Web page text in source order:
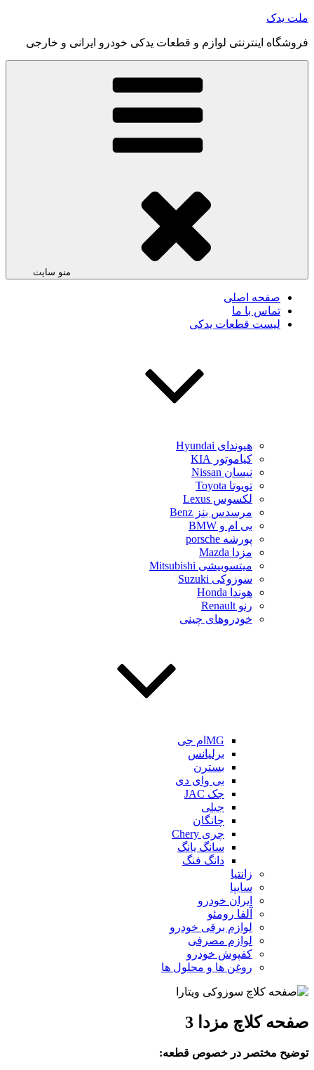
رفتن
محتوا
ملت یدک
فروشگاه اینترنتی لوازم و قطعات یدکی خودرو ایرانی و خارجی
منو سایت
صفحه اصلی
تماس با ما
لیست قطعات یدکی
هیوندای Hyundai
کیاموتور KIA
نیسان Nissan
تویوتا Toyota
لکسوس Lexus
مرسدس بنز Benz
بی ام و BMW
پورشه porsche
مزدا Mazda
میتسوبیشی Mitsubishi
سوزوکی Suzuki
هوندا Honda
رنو Renault
خودروهای چینی
MGام جی
برلیانس
بسترن
بی وای دی
جک JAC
جیلی
چانگان
چری Chery
سانگ یانگ
دانگ فنگ
زانتیا
سایپا
ایران خودرو
آلفا رومئو
لوازم برقی خودرو
لوازم مصرفی
کفپوش خودرو
روغن ها و محلول ها
صفحه کلاچ مزدا 3
توضیح مختصر در خصوص قطعه: